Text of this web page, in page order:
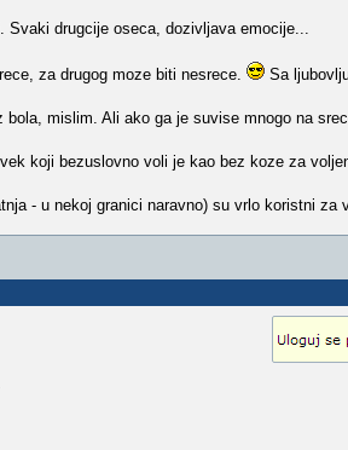
Svaki drugcije oseca, dozivljava emocije...
za drugog moze biti nesrece. Sa
bola, mislim. Ali ako ga je suvise mnogo na
koji bezuslovno voli je kao bez koze za
- u nekoj granici naravno) su vrlo koristni